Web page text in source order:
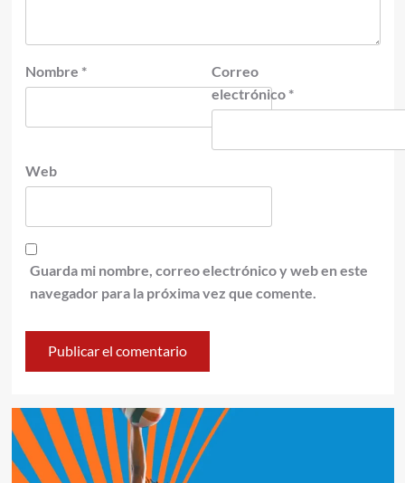
Nombre *
Correo
electrónico *
Web
Guarda mi nombre, correo electrónico y web en este
navegador para la próxima vez que comente.